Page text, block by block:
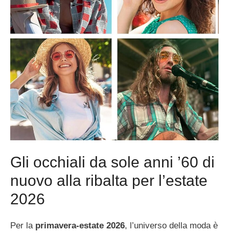
Gli occhiali da sole anni ’60 di
nuovo alla ribalta per l’estate
2026
Per la primavera-estate 2026, l’universo della moda è